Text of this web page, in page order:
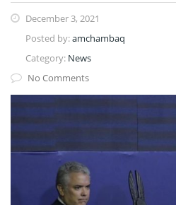
December 3, 2021
Posted by:amchambaq
Category: News
No Comments